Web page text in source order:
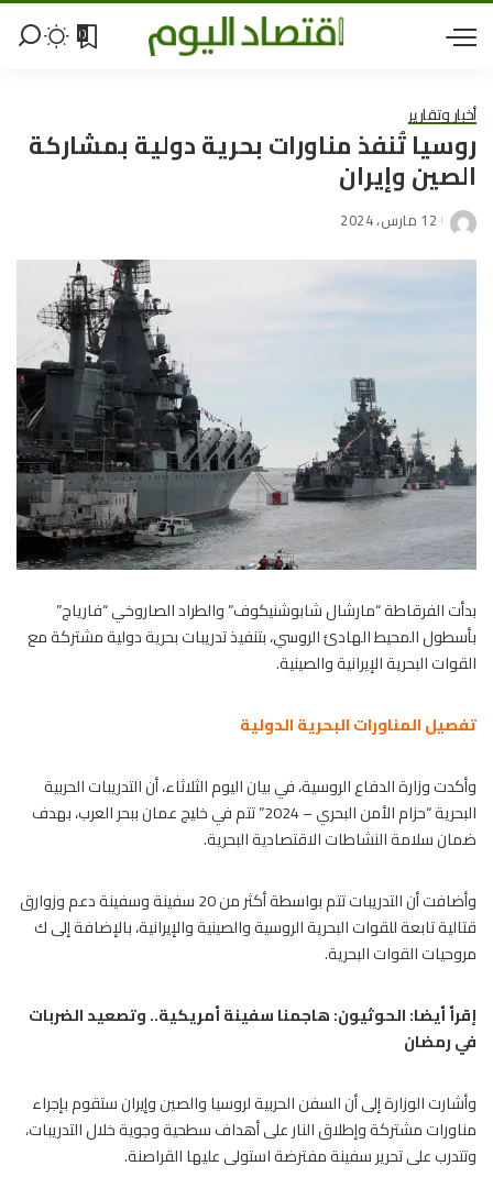
0
أخبار وتقارير
روسيا تُنفذ مناورات بحرية دولية بمشاركة
الصين وإيران
12 مارس، 2024
بدأت الفرقاطة “مارشال شابوشنيكوف” والطراد الصاروخي “فارياج”
بأسطول المحيط الهادئ الروسي، بتنفيذ تدريبات بحرية دولية مشتركة مع
القوات البحرية الإيرانية والصينية.
تفصيل المناورات البحرية الدولية
وأكدت وزارة الدفاع الروسية، في بيان اليوم الثلاثاء، أن التدريبات الحربية
البحرية “حزام الأمن البحري – 2024” تتم في خليج عمان ببحر العرب، بهدف
ضمان سلامة النشاطات الاقتصادية البحرية.
وأضافت أن التدريبات تتم بواسطة أكثر من 20 سفينة وسفينة دعم وزوارق
قتالية تابعة للقوات البحرية الروسية والصينية والإيرانية، بالإضافة إلى ك
مروحيات القوات البحرية.
إقرأ أيضا:الحوثيون: هاجمنا سفينة أمريكية.. وتصعيد الضربات
في رمضان
وأشارت الوزارة إلى أن السفن الحربية لروسيا والصين وإيران ستقوم بإجراء
مناورات مشتركة وإطلاق النار على أهداف سطحية وجوية خلال التدريبات،
وتتدرب على تحرير سفينة مفترضة استولى عليها القراصنة.